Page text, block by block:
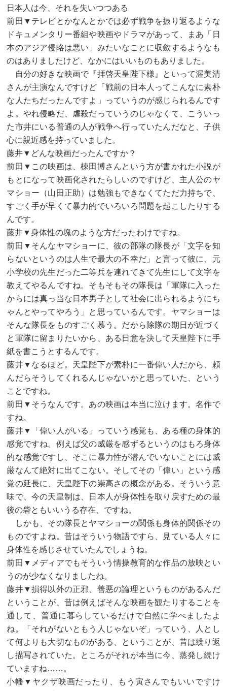
日本人は今、それを失いつつある
前田▼テレビとかなんとかでは必ず戦争を振り返るような
ドキュメンタリー番組や映画やドラマがあって、まあ「日
本のアジア侵略は悪い」みたいなことに収斂するようなも
のはありましたけど、なかにはいいものもありました。
自分の好きな映画で『拝啓天皇陛下様』といって渥美清
さんが主演なんですけど「戦前の日本人ってこんなに素朴
な人たちだったんですよ」っていうのが感じられるんです
よ。やれ侵略だ、虐殺だっていうのじゃなくて、こういっ
た市井にいる普通の人が戦争へ行っていたんだなと、子供
心に親近感を持っていました。
藤井▼どんな映画だったんですか？
前田▼この映画は、棟田博さんという方が書かれた小説が
もとになって映画化されたらしいのですけど、主人公のヤ
マショー（山田正助）は勉強もできなくてただ力持ちで、
すごく手が早くて暴力的でいろいろ問題を起こしたりする
んです。
藤井▼身体性の塊のような方だったわけですね。
前田▼そんなヤマショーに、彼の部隊の隊長が「文字を知
らないというのは人生で最大の不幸だ」と言って彼に、元
小学校の先生だった二等兵を連れてきて先生にして文字を
教えてやるんですね。そもそもその隊長は「軍隊に入った
からには真っ当な日本男子として社会に出られるようにち
ゃんとやってやろう」と思っているんです。ヤマショーは
そんな隊長をものすごく慕う。だから除隊の期日が近づく
と軍隊に留まりたいから、ある日意を決して天皇陛下に手
紙を書こうとするんです。
藤井▼なるほど。天皇陛下が素朴に一番偉い人だから、頼
んだらそうしてくれるんじゃないかと思っていた、という
ことですね。
前田▼そうなんです。あの映画は本当に泣けます。名作で
すね。
藤井▼「偉い人がいる」っていう感覚も、ある種の身体的
感覚ですね。例えば父の威厳を感ずるというのはもろ身体
的な感覚ですし、そこに暴力性が潜んでいないことには威
厳なんて絶対に出てこない。そしてその「偉い」という感
覚の延長に、天皇陛下の崇高さの概念がある。そういう意
味で、今の天皇制は、日本人が身体性を取り戻すための最
後の砦ともいいうる存在、ですね。
しかも、その隊長とヤマショーの関係も身体的関係その
ものですよね。昔はそういう物語ですら、見ている人々に
身体性を感じさせていたんでしょうね。
前田▼メディアでもそういう情操教育的な作品の放映とい
うのが少なくなりましたね。
藤井▼損得以外の正邪、善悪の論理というものがあるんだ
ということが、昔は例えばそんな映画を観たりすることを
通して、普通に暮らしているだけで自然に学べましたよ
ね。「それがないともう人じゃないぞ」っていう、人とし
て何よりも大切なものがある、ということが、昔は繰り返
し描写されていた。ところがそれが本当に今、蒸発し続け
ていますね……。
小幡▼ヤクザ映画だったり、もう寅さんでもいいですけ